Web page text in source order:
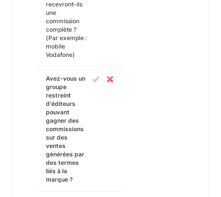
recevront-ils
une
commission
complète ?
(Par exemple :
mobile
Vodafone)
Avez-vous un
groupe
restreint
d'éditeurs
pouvant
gagner des
commissions
sur des
ventes
générées par
des termes
liés à la
marque ?